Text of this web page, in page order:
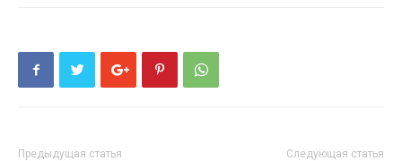
Предыдущая статья Следующая статья